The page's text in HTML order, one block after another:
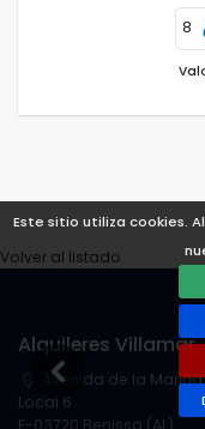
Este sitio utiliza cookies.
8
Volver al listado
Alquileres Villamar
Avenida de la
Local 6
E-03720 Benissa (AL)